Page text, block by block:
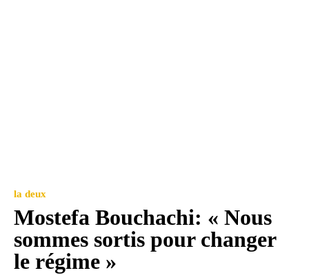
la deux
Mostefa Bouchachi: « Nous
sommes sortis pour changer
le régime »